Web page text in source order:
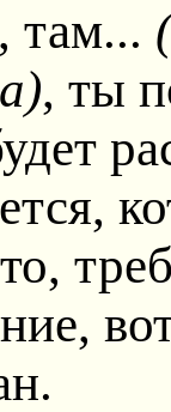
там...
, ты